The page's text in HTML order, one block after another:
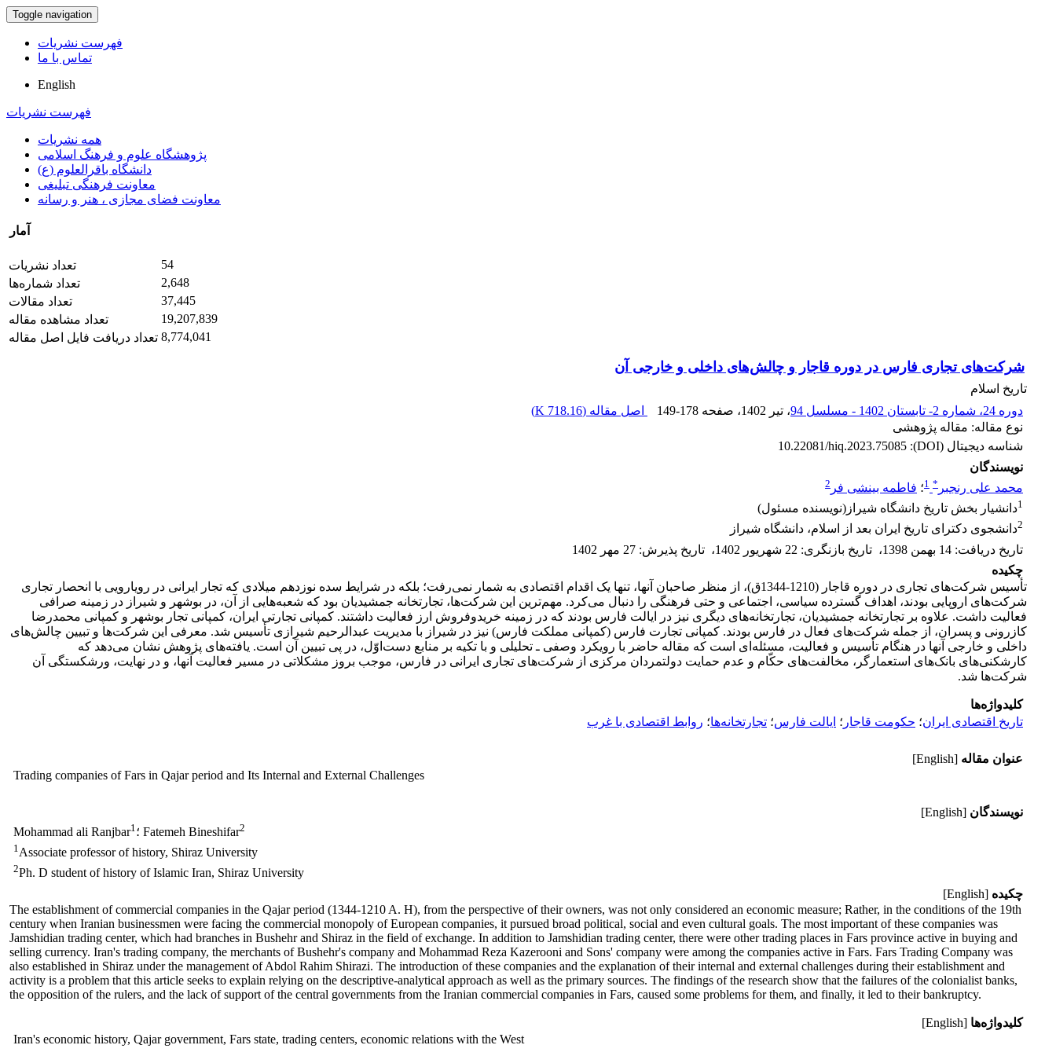
Toggle navigation
فهرست نشریات
تماس با ما
English
فهرست نشریات
همه نشریات
پژوهشگاه علوم و فرهنگ اسلامی
دانشگاه باقرالعلوم (ع)
معاونت فرهنگی تبلیغی
معاونت فضای مجازی ، هنر و رسانه
آمار
تعداد نشریات
54
تعداد شماره‌ها
2,648
تعداد مقالات
37,445
تعداد مشاهده مقاله
19,207,839
تعداد دریافت فایل اصل مقاله 8,774,041
شرکت‌های تجاری فارس در دوره قاجار و چالش‌های داخلی و خارجی آن
تاریخ اسلام
دوره 24، شماره 2- تابستان 1402 - مسلسل 94
، تیر 1402 ، صفحه 149-178 اصل مقاله (718.16 K
)
نوع مقاله: مقاله پژوهشی
شناسه دیجیتال (DOI):
10.22081/hiq.2023.75085
نویسندگان
محمد علی رنجبر *
1؛ فاطمه بینشی فر 2
1دانشیار بخش تاریخ دانشگاه شیراز(نویسنده مسئول)
2دانشجوی دکترای تاریخ ایران بعد از اسلام، دانشگاه شیراز
تاریخ دریافت: 14 بهمن 1398 ، تاریخ بازنگری: 22 شهریور 1402 ، تاریخ پذیرش: 27 مهر 1402
چکیده
تأسیس شرکت‌های تجاری در دوره قاجار (1210-1344ق)، از منظر صاحبان آنها، تنها یک اقدام اقتصادی به شمار نمی‌رفت؛ بلکه در شرایط سده نوزدهم میلادی که تجار ایرانی در رویارویی با انحصار تجاری
شرکت‎‌‌های اروپایی بودند، اهداف گسترده سیاسی، اجتماعی و حتی فرهنگی را دنبال می‌کرد. مهم‌ترین این شرکت‌ها، تجارتخانه جمشیدیان بود که شعبه‌هایی از آن، در بوشهر و شیراز در زمینه صرافی
فعالیت داشت. علاوه بر تجارتخانه جمشیدیان، تجارتخانه‌های دیگری نیز در ایالت فارس بودند که در زمینه خریدوفروش ارز فعالیت داشتند. کمپانی تجارتی ایران، کمپانی تجار بوشهر و کمپانی محمدرضا
کازرونی و پسران، از جمله شرکت‌های فعال در فارس بودند. کمپانی تجارت فارس (کمپانی مملکت فارس) نیز در شیراز با مدیریت عبدالرحیم شیرازی تأسیس شد. معرفی این شرکت‌ها و تبیین چالش‌های
داخلی و خارجی آنها در هنگام تأسیس و فعالیت، مسئله‌ای است که مقاله حاضر با رویکرد وصفی ـ تحلیلی و با تکیه بر منابع دست‌اوّل، در پی تبیین آن است. یافته‌های پژوهش نشان می‌دهد که
کارشکنی‌های بانک‌های استعمارگر، مخالفت‌های حکّام و عدم حمایت دولتمردان مرکزی از شرکت‌های تجاری ایرانی در فارس، موجب بروز مشکلاتی در مسیر فعالیت آنها، و در نهایت، ورشکستگی آن
شرکت‌ها شد.
کلیدواژه‌ها
تاریخ اقتصادی ایران؛ حکومت قاجار ؛ ایالت فارس؛ تجارتخانه‌ها؛ روابط اقتصادی با غرب
عنوان مقاله [English]
Trading companies of Fars in Qajar period and Its Internal and External Challenges
نویسندگان [English]
Mohammad ali Ranjbar1 ؛ Fatemeh Bineshifar2
1 Associate professor of history, Shiraz University
2Ph. D student of history of Islamic Iran, Shiraz University
چکیده [English]
The establishment of commercial companies in the Qajar period (1344-1210 A. H), from the perspective of their owners, was not only considered an economic measure; Rather, in the conditions of the 19th
century when Iranian businessmen were facing the commercial monopoly of European companies, it pursued broad political, social and even cultural goals. The most important of these companies was
Jamshidian trading center, which had branches in Bushehr and Shiraz in the field of exchange. In addition to Jamshidian trading center, there were other trading places in Fars province active in buying and
selling currency. Iran's trading company, the merchants of Bushehr's company and Mohammad Reza Kazerooni and Sons' company were among the companies active in Fars. Fars Trading Company was
also established in Shiraz under the management of Abdol Rahim Shirazi. The introduction of these companies and the explanation of their internal and external challenges during their establishment and
activity is a problem that this article seeks to explain relying on the descriptive-analytical approach as well as the primary sources. The findings of the research show that the failures of the colonialist banks,
the opposition of the rulers, and the lack of support of the central governments from the Iranian commercial companies in Fars, caused some problems for them, and finally, it led to their bankruptcy.
کلیدواژه‌ها [English]
Iran's economic history, Qajar government, Fars state, trading centers, economic relations with the West